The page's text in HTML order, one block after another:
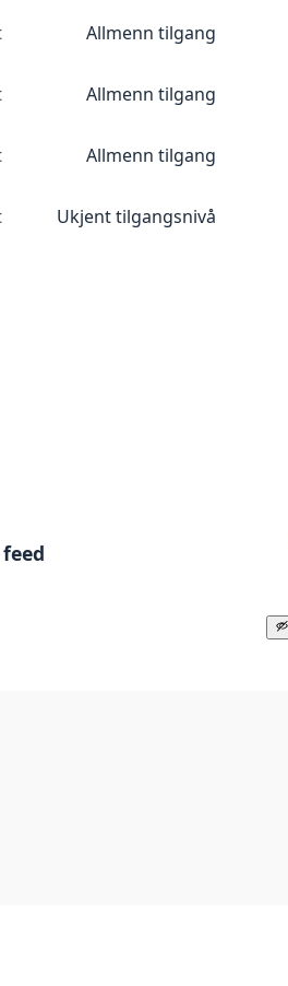
Allmenn tilgang
Allmenn tilgang
Allmenn tilgang
Ukjent tilgangsnivå